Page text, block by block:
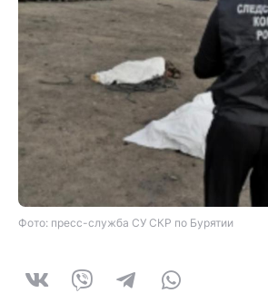
Фото: пресс-служба СУ СКР по Бурятии